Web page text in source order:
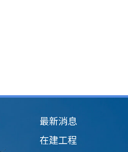
最新消息
在建工程